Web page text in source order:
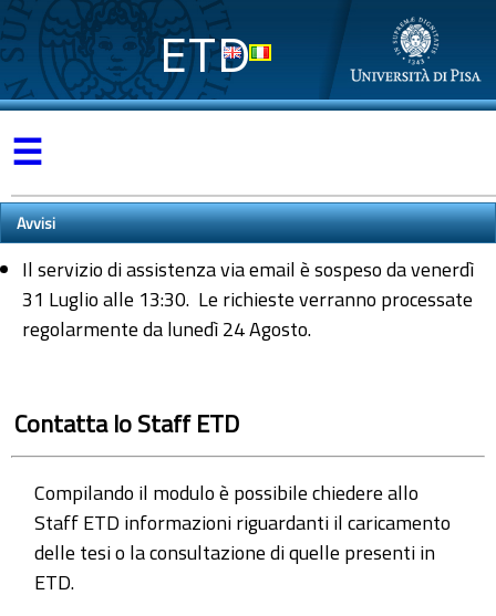
ETD
☰
Avvisi
Il servizio di assistenza via email è sospeso da venerdì
31 Luglio alle 13:30. Le richieste verranno processate
regolarmente da lunedì 24 Agosto.
Contatta lo Staff ETD
Compilando il modulo è possibile chiedere allo
Staff ETD informazioni riguardanti il caricamento
delle tesi o la consultazione di quelle presenti in
ETD.